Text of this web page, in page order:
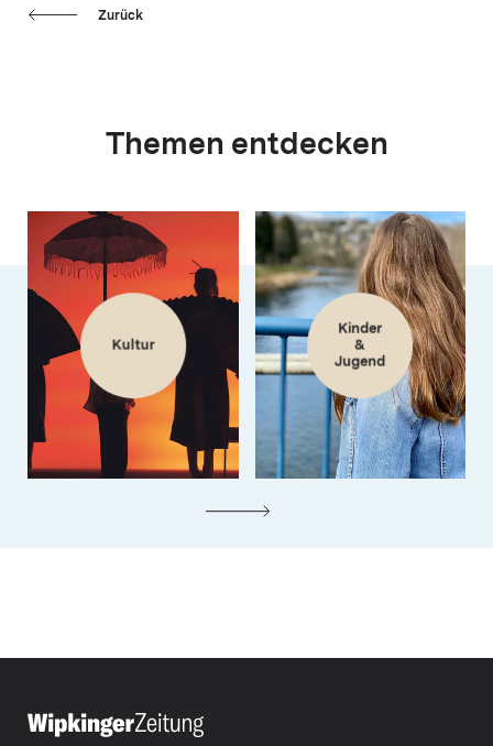
Zurück
Themen entdecken
Kultur
Kinder
&
Jugend